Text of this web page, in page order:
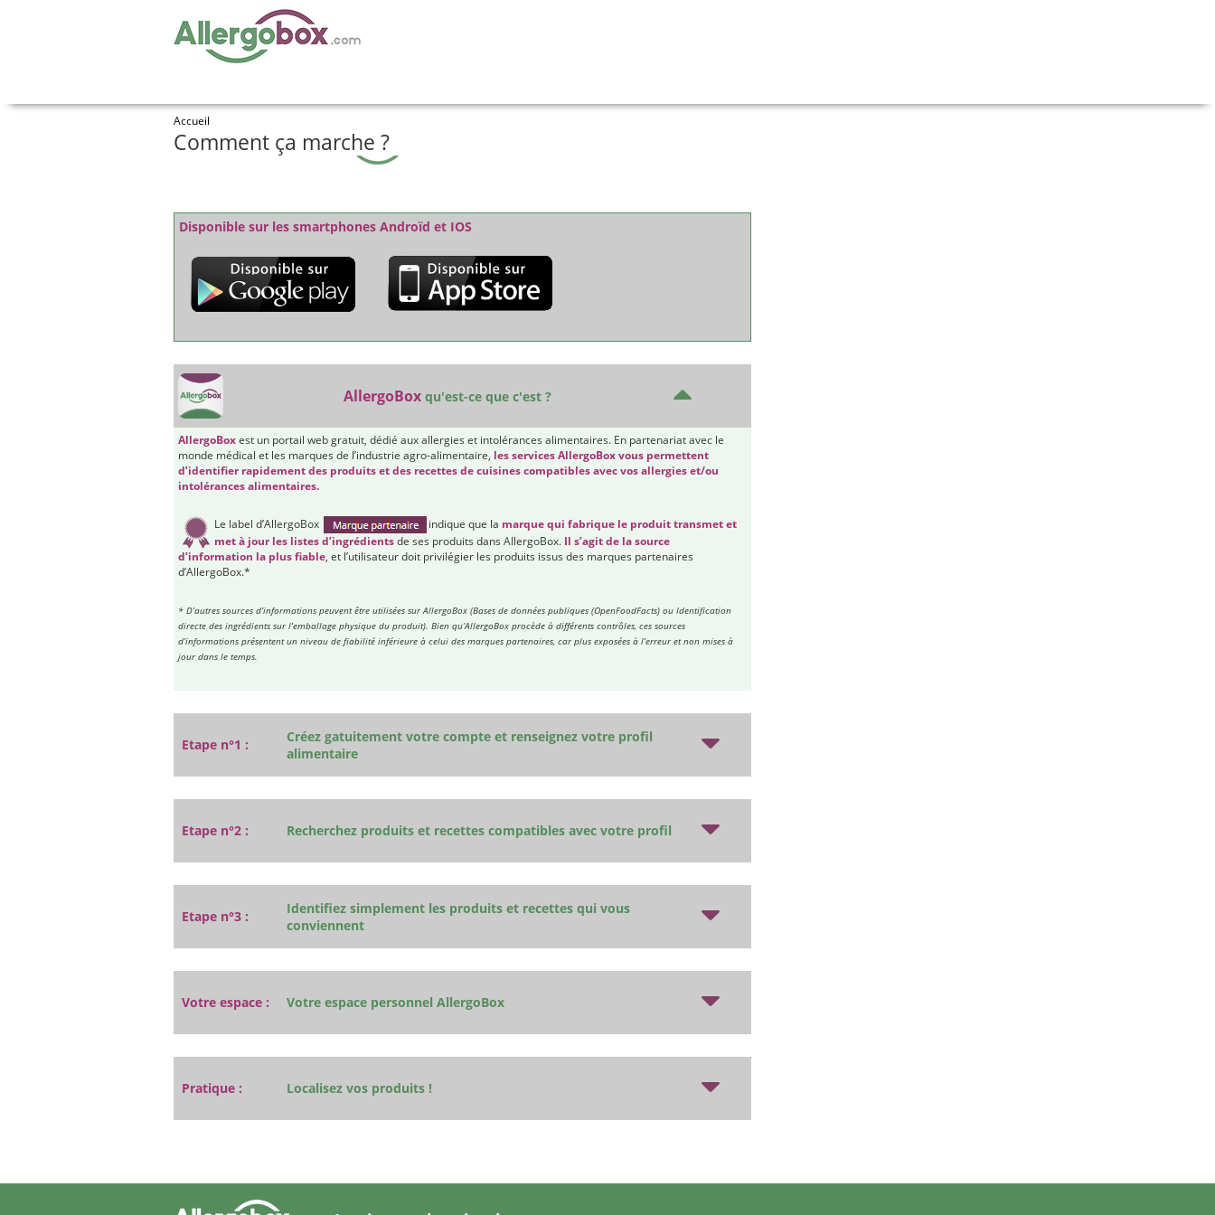
Accueil
Comment ça marche ?
Disponible sur les smartphones Androïd et IOS
AllergoBox qu'est-ce que c'est ?
AllergoBoxest un portail web gratuit, dédié aux allergies et intolérances alimentaires. En partenariat avec le
monde médical et les marques de l’industrie agro-alimentaire, les services AllergoBox vous permettent
d’identifier rapidement des produits et des recettes de cuisines compatibles avec vos allergies et/ou
intolérances alimentaires.
Le label d’AllergoBox indique que la marque qui fabrique le produit transmet et
met à jour les listes d’ingrédientsde ses produits dans AllergoBox. Il s’agit de la source
d’information la plus fiable, et l’utilisateur doit privilégier les produits issus des marques partenaires
d’AllergoBox.*
* D’autres sources d’informations peuvent être utilisées sur AllergoBox (Bases de données publiques (OpenFoodFacts) ou Identification
directe des ingrédients sur l’emballage physique du produit). Bien qu’AllergoBox procède à différents contrôles, ces sources
d’informations présentent un niveau de fiabilité inférieure à celui des marques partenaires, car plus exposées à l’erreur et non mises à
jour dans le temps.
Etape n°1 :
Créez gatuitement votre compte et renseignez votre profil
alimentaire
Etape n°2 : Recherchez produits et recettes compatibles avec votre profil
Etape n°3 :
Identifiez simplement les produits et recettes qui vous
conviennent
Votre espace : Votre espace personnel AllergoBox
Pratique : Localisez vos produits !